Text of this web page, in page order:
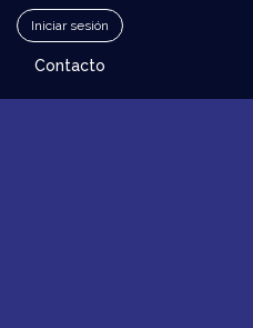
Iniciar sesión
Contacto